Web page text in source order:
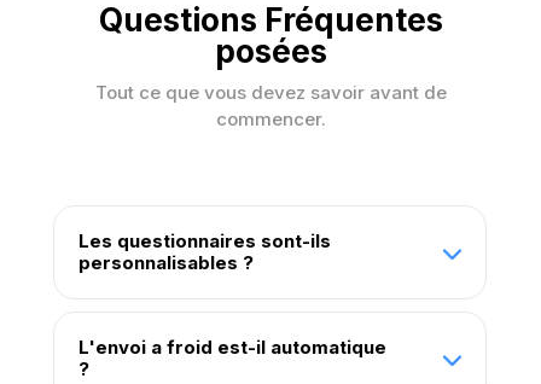
Questions Fréquentes
posées
Tout ce que vous devez savoir avant de
commencer.
Les questionnaires sont-ils
personnalisables ?
L'envoi a froid est-il automatique
?